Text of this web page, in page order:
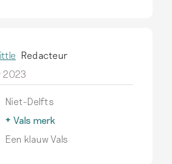
Redacteur
2023
Niet-Delfts
Vals merk
In de 19de eeuw ontstaat
een financiële prikkel om
Een klauw Vals